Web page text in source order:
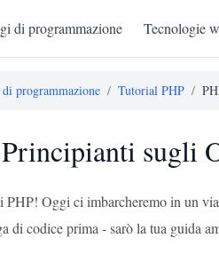
di programmazione Tecnologie
programmazione / Tutorial PHP /
sugli
PHP! Oggi ci imbarcheremo in un
di codice prima - sarò la tua guida